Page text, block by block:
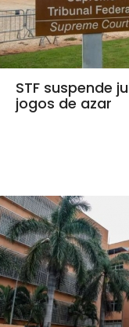
STF suspende
jogos de azar